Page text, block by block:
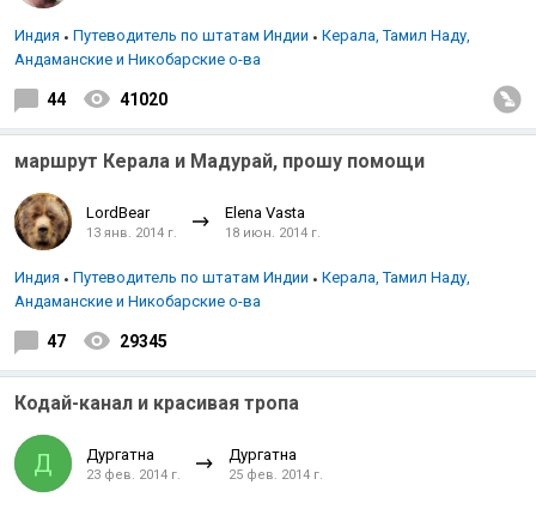
Индия Путеводитель по штатам Индии
Керала, Тамил Наду,
Андаманские и Никобарские о-ва
44 41020
маршрут Керала и Мадурай, прошу помощи
LordBear
13 янв. 2014 г.
Elena Vasta
18 июн. 2014 г.
Индия Путеводитель по штатам Индии
Керала, Тамил Наду,
Андаманские и Никобарские о-ва
47 29345
Кодай-канал и красивая тропа
Д Дургатна
23 фев. 2014 г.
Дургатна
25 фев. 2014 г.